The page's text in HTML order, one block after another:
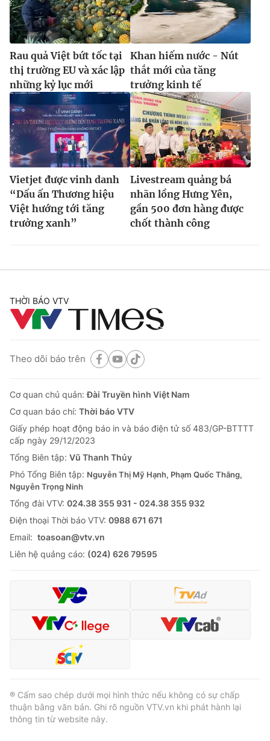
Rau quả Việt bứt tốc tại
thị trường EU và xác lập
những kỷ lục mới
Khan hiếm nước - Nút
thắt mới của tăng
trưởng kinh tế
Vietjet được vinh danh
“Dấu ấn Thương hiệu
Việt hướng tới tăng
trưởng xanh”
Livestream quảng bá
nhãn lồng Hưng Yên,
gần 500 đơn hàng được
chốt thành công
THỜI BÁO VTV
Theo dõi báo trên
Cơ quan chủ quản:Đài Truyền hình Việt Nam
Cơ quan báo chí: Thời báo VTV
Giấy phép hoạt động báo in và báo điện tử số 483/GP-BTTTT
cấp ngày 29/12/2023
Tổng Biên tập: Vũ Thanh Thủy
Phó Tổng Biên tập: Nguyễn Thị Mỹ Hạnh, Phạm Quốc Thắng,
Nguyễn Trọng Ninh
Tổng đài VTV: 024.38 355 931 - 024.38 355 932
Ðiện thoại Thời báo VTV: 0988 671 671
Email: toasoan@vtv.vn
Liên hệ quảng cáo: (024) 626 79595
® Cấm sao chép dưới mọi hình thức nếu không có sự chấp
thuận bằng văn bản. Ghi rõ nguồn VTV.vn khi phát hành lại
thông tin từ website này.